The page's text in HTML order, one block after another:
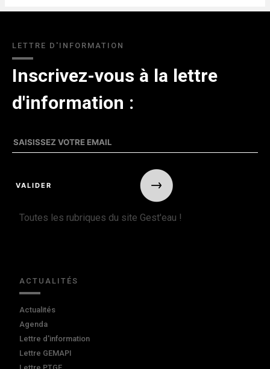
LETTRE D'INFORMATION
Inscrivez-vous à la lettre
d'information :
Toutes les rubriques du site Gest'eau !
ACTUALITÉS
Actualités
Agenda
Lettre d'information
Lettre GEMAPI